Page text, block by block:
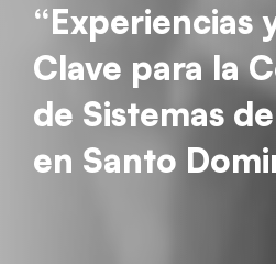
“Experiencias
Clave para la
de Sistemas
en Santo